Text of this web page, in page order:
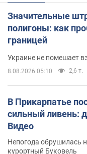
Значительные
полигоны: как
границей
Украине не помешает
8.08.2026 05:10 2,6 т.
В Прикарпатье
сильный ливень:
Видео
Непогода обрушилась
курортный Буковель